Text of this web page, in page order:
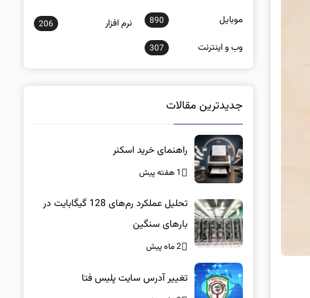
موبايل 890 نرم افزار 206
وب و اينترنت 307
جدیدترین مقالات
راهنمای خرید اسکنر
1 هفته پیش
تحلیل عملکرد رم‌های 128 گیگابایت در
بارهای سنگین
2 ماه پیش
تغییر آدرس سایت پلیس فتا